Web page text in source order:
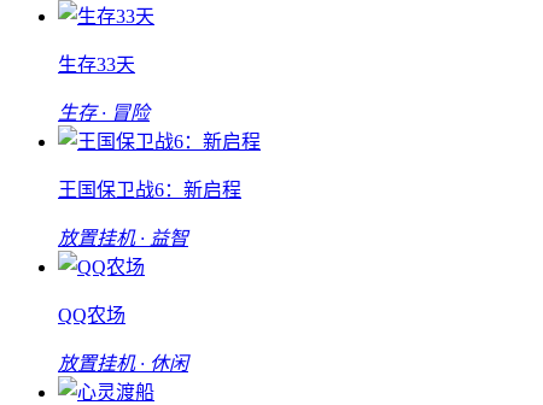
生存33天
生存 · 冒险
王国保卫战6：新启程
放置挂机 · 益智
QQ农场
放置挂机 · 休闲